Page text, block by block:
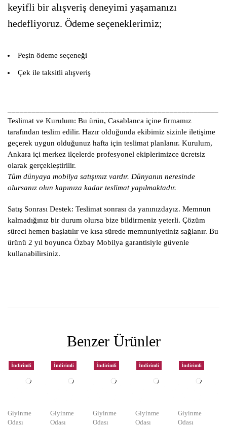
keyifli bir alışveriş deneyimi yaşamanızı
hedefliyoruz. Ödeme seçeneklerimiz;
Peşin ödeme seçeneği
Çek ile taksitli alışveriş
Teslimat ve Kurulum: Bu ürün, Casablanca içine firmamız
tarafından teslim edilir. Hazır olduğunda ekibimiz sizinle iletişime
geçerek uygun olduğunuz hafta için teslimat planlanır. Kurulum,
Ankara içi merkez ilçelerde profesyonel ekiplerimizce ücretsiz
olarak gerçekleştirilir.
Tüm dünyaya mobilya satışımız vardır. Dünyanın neresinde
olursanız olun kapınıza kadar teslimat yapılmaktadır.
Satış Sonrası Destek: Teslimat sonrası da yanınızdayız. Memnun
kalmadığınız bir durum olursa bize bildirmeniz yeterli. Çözüm
süreci hemen başlatılır ve kısa sürede memnuniyetiniz sağlanır. Bu
ürünü 2 yıl boyunca Özbay Mobilya garantisiyle güvenle
kullanabilirsiniz.
Benzer Ürünler
İndirimli
Giyinme
Odası
İndirimli
Giyinme
Odası
İndirimli
Giyinme
Odası
İndirimli
Giyinme
Odası
İndirimli
Giyinme
Odası